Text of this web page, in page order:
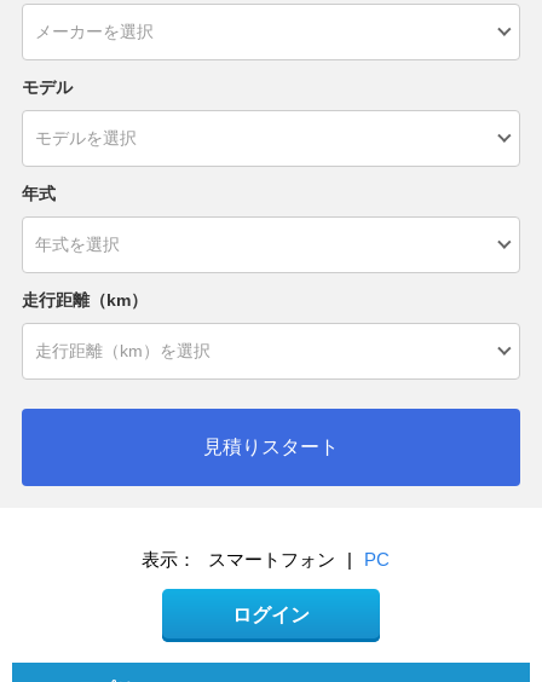
モデル
年式
走行距離（km）
見積りスタート
表示： スマートフォン | PC
ログイン